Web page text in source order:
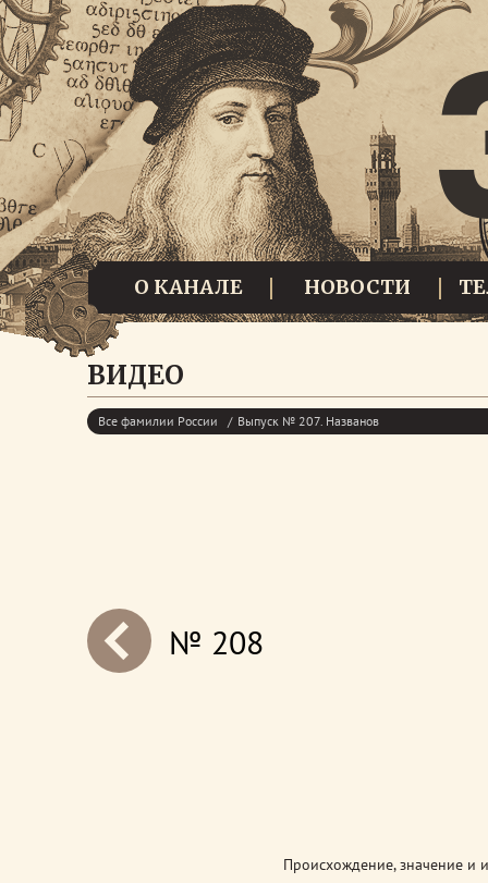
О КАНАЛЕ НОВОСТИ
ВИДЕО
Все фамилии России Выпуск № 207. Названов
next№ 208
Происхождение, значение и